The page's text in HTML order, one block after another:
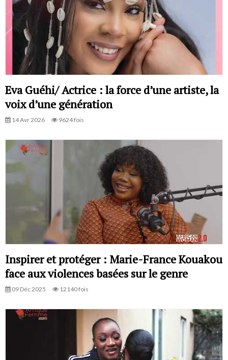
Eva Guéhi/ Actrice : la force d’une artiste, la
voix d’une génération
14 Avr 2026 9624 fois
Inspirer et protéger : Marie-France Kouakou
face aux violences basées sur le genre
09 Déc 2025 12140 fois